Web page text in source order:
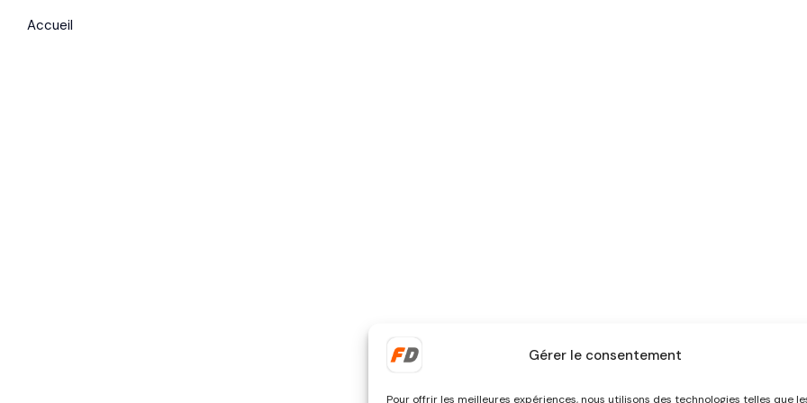
Gérer le consentement
Pour offrir les meilleures expériences, nous utilisons des technologies telles que
Accueil